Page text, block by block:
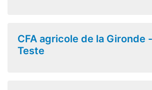
CFA agricole de la Gironde
Teste